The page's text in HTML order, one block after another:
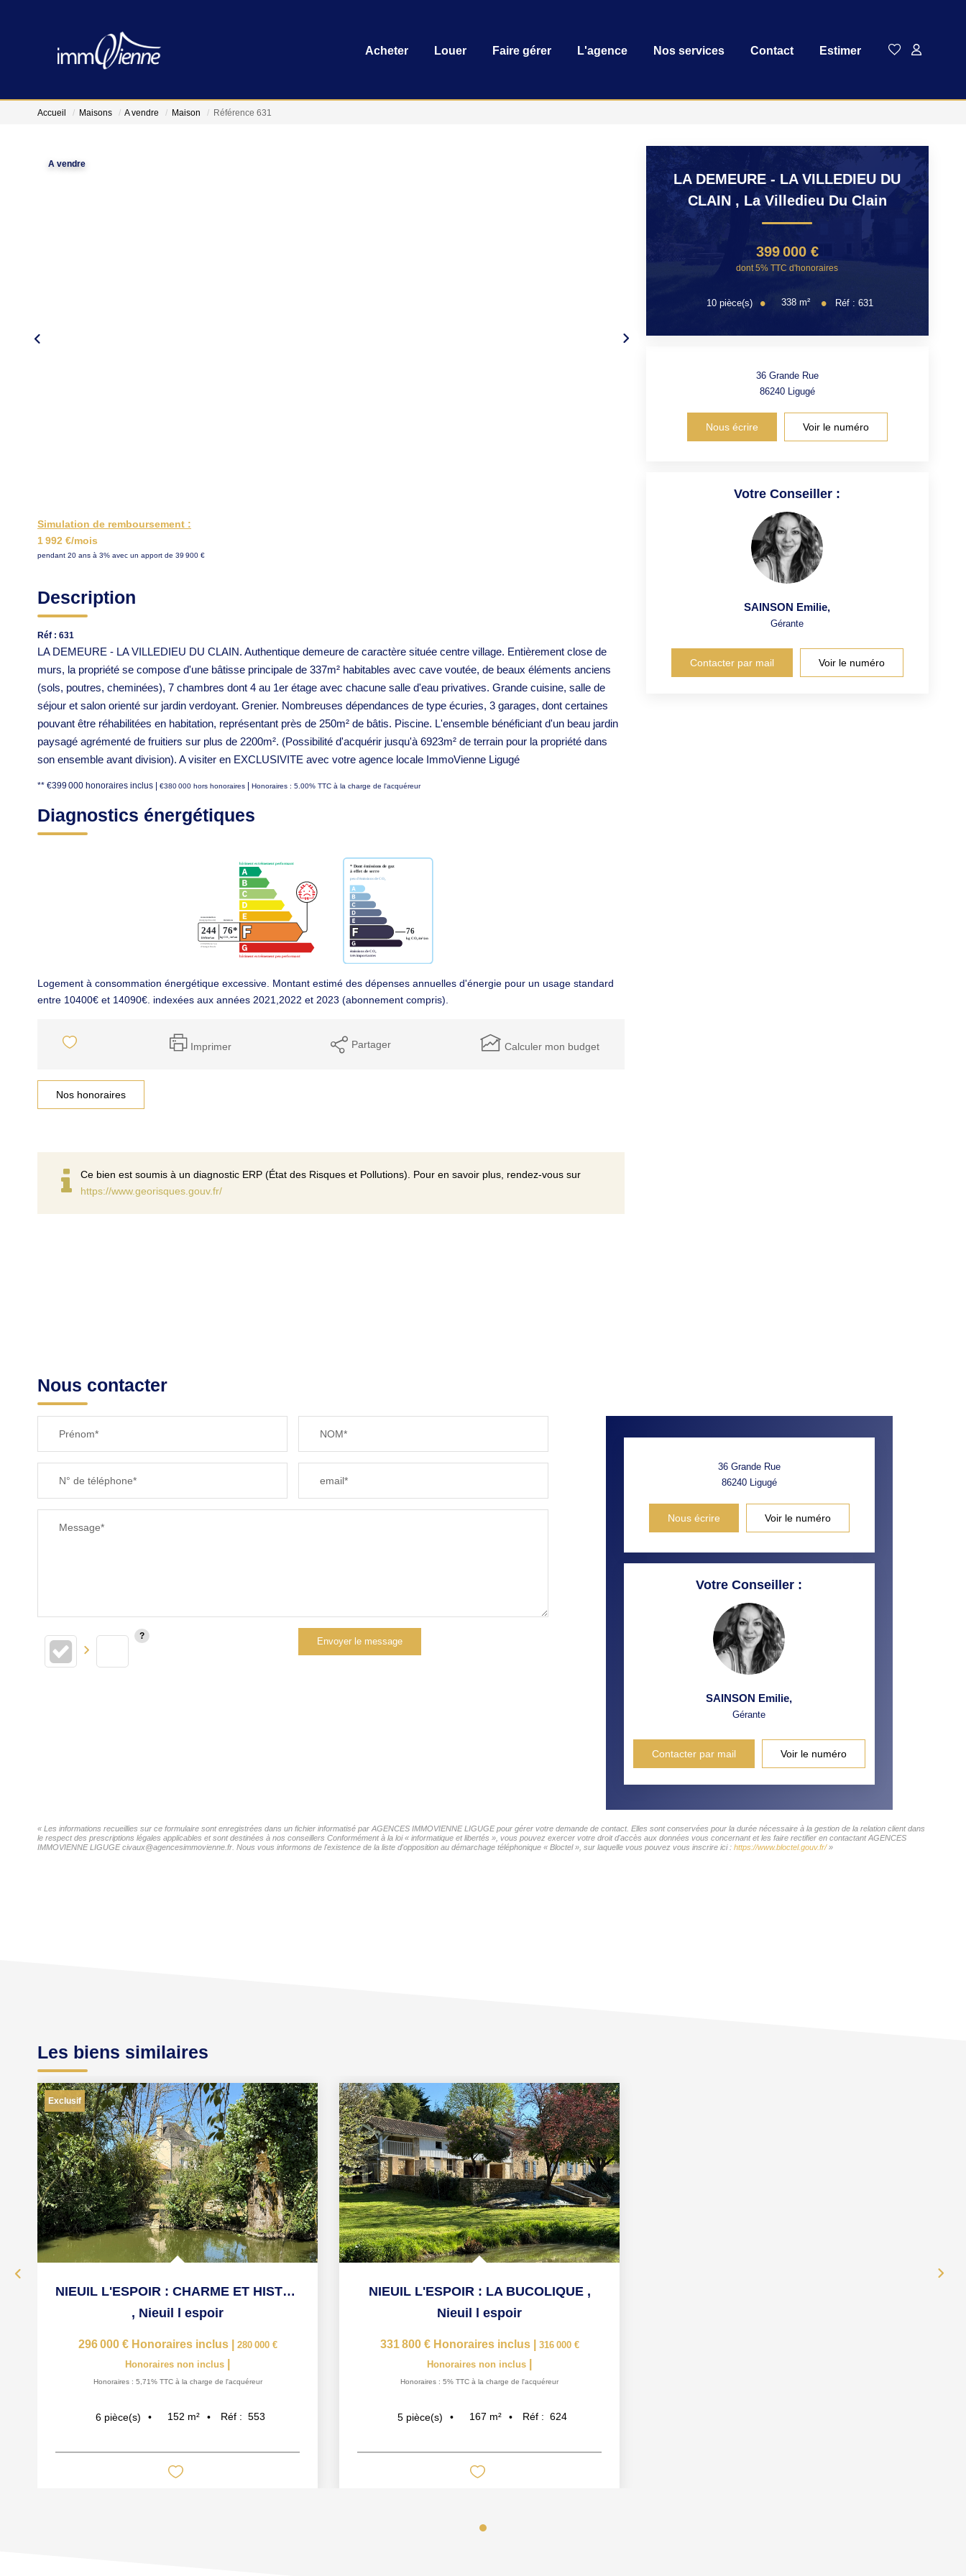
Acheter Louer Faire gérer L'agence Nos services Contact Estimer
Accueil Maisons A vendre Maison Référence 631
A vendre
Simulation de remboursement :
1 992 €/mois
pendant 20 ans à 3% avec un apport de 39 900 €
Description
Réf : 631
LA DEMEURE - LA VILLEDIEU DU CLAIN. Authentique demeure de caractère située centre village. Entièrement close de
murs, la propriété se compose d'une bâtisse principale de 337m² habitables avec cave voutée, de beaux éléments anciens
(sols, poutres, cheminées), 7 chambres dont 4 au 1er étage avec chacune salle d'eau privatives. Grande cuisine, salle de
séjour et salon orienté sur jardin verdoyant. Grenier. Nombreuses dépendances de type écuries, 3 garages, dont certaines
pouvant être réhabilitées en habitation, représentant près de 250m² de bâtis. Piscine. L'ensemble bénéficiant d'un beau jardin
paysagé agrémenté de fruitiers sur plus de 2200m². (Possibilité d'acquérir jusqu'à 6923m² de terrain pour la propriété dans
son ensemble avant division). A visiter en EXCLUSIVITE avec votre agence locale ImmoVienne Ligugé
** €399 000 honoraires inclus €380 000 hors honoraires Honoraires : 5.00% TTC à la charge de l'acquéreur
Diagnostics énergétiques
Logement à consommation énergétique excessive. Montant estimé des dépenses annuelles d'énergie pour un usage standard
entre 10400€ et 14090€. indexées aux années 2021,2022 et 2023 (abonnement compris).
Imprimer Partager Calculer mon budget
Nos honoraires
Ce bien est soumis à un diagnostic ERP (État des Risques et Pollutions). Pour en savoir plus, rendez-vous sur
https://www.georisques.gouv.fr/
LA DEMEURE - LA VILLEDIEU DU
CLAIN , La Villedieu Du Clain
399 000 €
dont 5% TTC d'honoraires
10pièce(s) 338m² Réf :631
36 Grande Rue
86240 Ligugé
Nous écrire Voir le numéro
Votre Conseiller :
SAINSON Emilie,
Gérante
Contacter par mail Voir le numéro
Nous contacter
Prénom* NOM*
N° de téléphone* email*
Message*
Envoyer le message
36 Grande Rue
86240 Ligugé
Nous écrire Voir le numéro
Votre Conseiller :
SAINSON Emilie,
Gérante
Contacter par mail Voir le numéro
« Les informations recueillies sur ce formulaire sont enregistrées dans un fichier informatisé par AGENCES IMMOVIENNE LIGUGE pour gérer votre demande de contact. Elles sont conservées pour la durée nécessaire à la gestion de la relation client dans
le respect des prescriptions légales applicables et sont destinées à nos conseillers Conformément à la loi « informatique et libertés », vous pouvez exercer votre droit d'accès aux données vous concernant et les faire rectifier en contactant AGENCES
IMMOVIENNE LIGUGE civaux@agencesimmovienne.fr. Nous vous informons de l'existence de la liste d'opposition au démarchage téléphonique « Bloctel », sur laquelle vous pouvez vous inscrire ici : https://www.bloctel.gouv.fr/»
Les biens similaires
Exclusif
NIEUIL L'ESPOIR : CHARME ET HISTOIRE
, Nieuil l espoir
296 000 € Honoraires inclus
280 000 €
Honoraires non inclus
Honoraires : 5,71% TTC à la charge de l'acquéreur
6 pièce(s) 152 m² Réf : 553
NIEUIL L'ESPOIR : LA BUCOLIQUE ,
Nieuil l espoir
331 800 € Honoraires inclus
316 000 €
Honoraires non inclus
Honoraires : 5% TTC à la charge de l'acquéreur
5 pièce(s) 167 m² Réf : 624